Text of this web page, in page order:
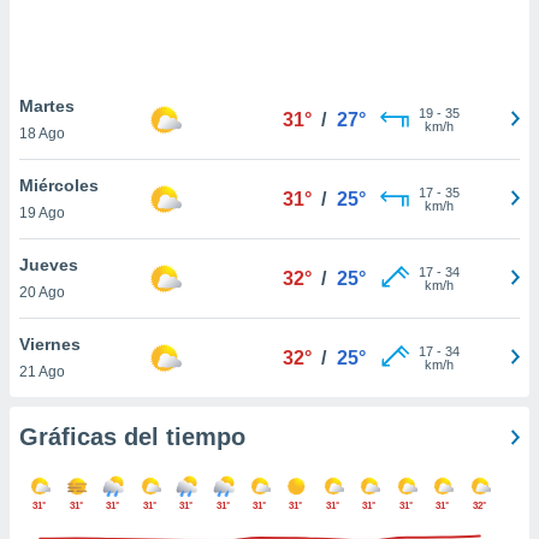
únicos
similares
como
IP
de
traten tus
a lo que
Para
Martes
18 Ago
31° / 27° 19- 35
km/h
Miércoles
19 Ago
31° / 25° 17- 35
km/h
Jueves
20 Ago
32° / 25° 17- 34
km/h
Viernes
21 Ago
32° / 25° 17- 34
km/h
Gráficas del tiempo
31° 31° 31° 31° 31° 31° 31° 31° 31° 31° 31° 31° 32°